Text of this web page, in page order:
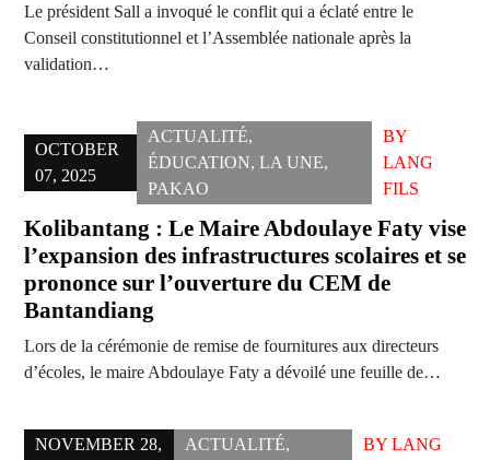
Le président Sall a invoqué le conflit qui a éclaté entre le
Conseil constitutionnel et l’Assemblée nationale après la
validation…
OCTOBER
07, 2025
ACTUALITÉ,
ÉDUCATION, LA UNE,
PAKAO
BY
LANG
FILS
Kolibantang : Le Maire Abdoulaye Faty vise
l’expansion des infrastructures scolaires et se
prononce sur l’ouverture du CEM de
Bantandiang
Lors de la cérémonie de remise de fournitures aux directeurs
d’écoles, le maire Abdoulaye Faty a dévoilé une feuille de…
NOVEMBER 28,
ACTUALITÉ,
BY LANG